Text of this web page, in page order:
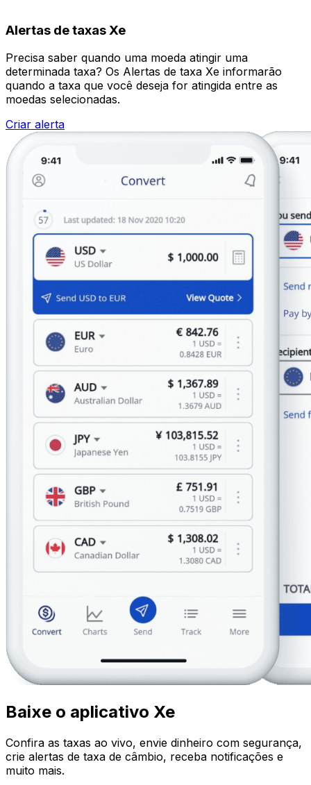
Alertas de taxas Xe
Precisa saber quando uma moeda atingir uma
determinada taxa? Os Alertas de taxa Xe informarão
quando a taxa que você deseja for atingida entre as
moedas selecionadas.
Criar alerta
Baixe o aplicativo Xe
Confira as taxas ao vivo, envie dinheiro com segurança,
crie alertas de taxa de câmbio, receba notificações e
muito mais.